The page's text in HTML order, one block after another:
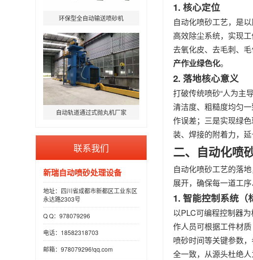
环保型全自动输送喷砂机
自动轨道通过式抛丸机厂家
联系我们
新瑞自动喷砂处理设备
地址：四川省成都市新都区工业东区
永达路2303号
Q Q：978079296
电话：18582318703
邮箱：978079296!qq.com
1. 核心定位
自动化喷砂工艺，是
高效除尘系统，实现
去氧化皮、去毛刺、
产作业绿色化。
2. 落地核心意义
打破传统喷砂“人为主
清洁度、粗糙度均匀
作误差；三是实现绿
装、焊接的附着力，
二、自动化喷
自动化喷砂工艺的落
展开，确保每一道工
1. 智能控制系统（
以PLC可编程控制器
作人员可根据工件材
喷砂时间等关键参数
全一致，从源头杜绝人